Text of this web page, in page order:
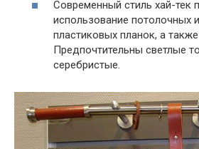
Современный стиль хай-тек
использование потолочных
пластиковых планок, а
Предпочтительны светлые
серебристые.